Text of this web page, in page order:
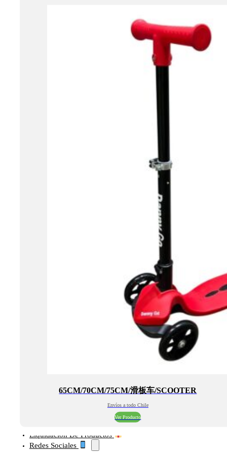
65CM/70CM/75CM/滑板车/SCOOTER
Envíos a todo Chile
Ver Producto
Liquidación De Productos
Redes Sociales